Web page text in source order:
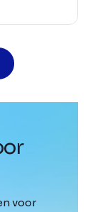
voor